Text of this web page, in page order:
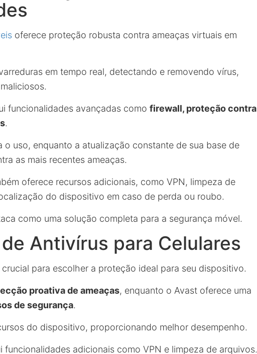
oferece proteção robusta contra ameaças virtuais em
em tempo real, detectando e removendo vírus,
funcionalidades avançadas como firewall, proteção contra
.
o uso, enquanto a atualização constante de sua base de
as mais recentes ameaças.
oferece recursos adicionais, como VPN, limpeza de
do dispositivo em caso de perda ou roubo.
como uma solução completa para a segurança móvel.
Antivírus para Celulares
para escolher a proteção ideal para seu dispositivo.
proativa de ameaças, enquanto o Avast oferece uma
de segurança.
do dispositivo, proporcionando melhor desempenho.
funcionalidades adicionais como VPN e limpeza de arquivos.